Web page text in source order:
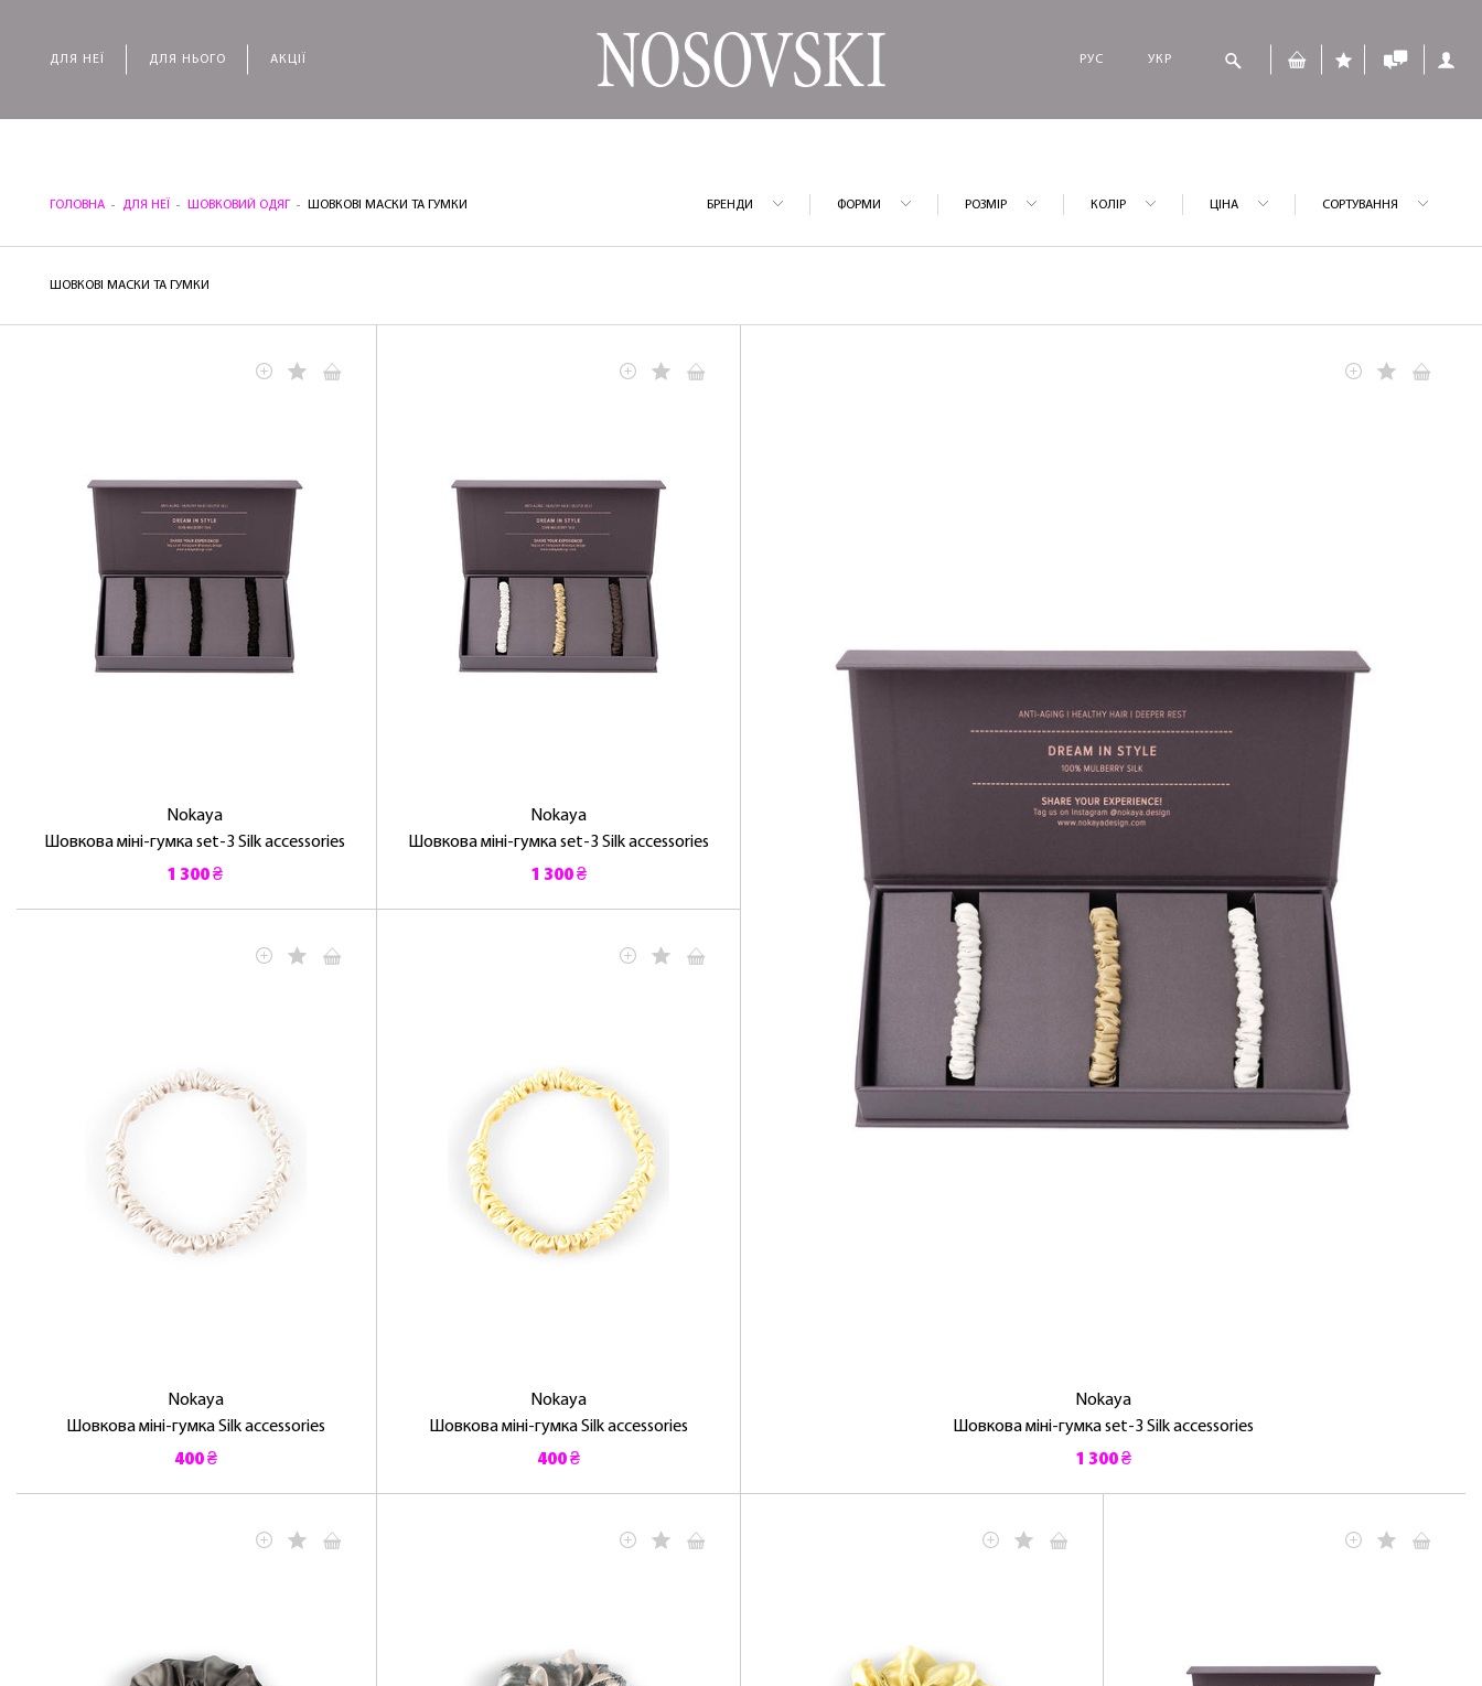
ДЛЯ НЕЇ ДЛЯ НЬОГО АКЦІЇ РУС УКР
ГОЛОВНА ДЛЯ НЕЇ ШОВКОВИЙ ОДЯГ ШОВКОВІ МАСКИ ТА ГУМКИ БРЕНДИ ФОРМИ РОЗМІР КОЛІР ЦІНА СОРТУВАННЯ
ШОВКОВІ МАСКИ ТА ГУМКИ
Nokaya
Шовкова міні-гумка set-3 Silk accessories
1 300 ₴
Nokaya
Шовкова міні-гумка set-3 Silk accessories
1 300 ₴
Nokaya
Шовкова міні-гумка set-3 Silk accessories
1 300 ₴
Nokaya
Шовкова міні-гумка Silk accessories
400 ₴
Nokaya
Шовкова міні-гумка Silk accessories
400 ₴